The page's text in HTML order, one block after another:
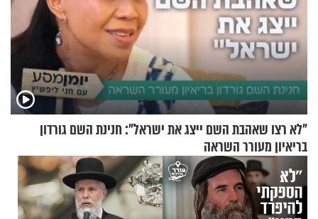
"לא רצו שאהבת השם ייצג את ישראל": חנינת השם גורדון
בריאיון מעורר השראה